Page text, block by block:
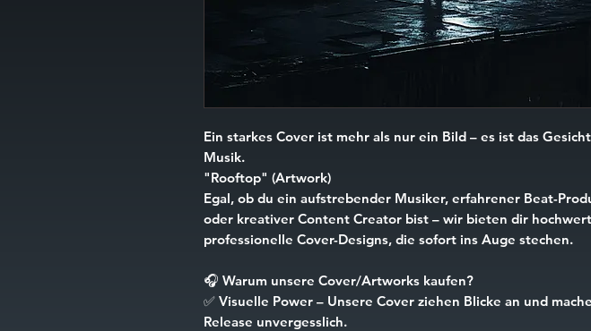
Ein starkes Cover ist mehr als nur ein Bild – es ist das
Musik.
"Rooftop" (Artwork)
Egal, ob du ein aufstrebender Musiker, erfahrener Beat-
oder kreativer Content Creator bist – wir bieten dir
professionelle Cover-Designs, die sofort ins Auge stechen.
🎧 Warum unsere Cover/Artworks kaufen?
✅ Visuelle Power – Unsere Cover ziehen Blicke an und
Release unvergesslich.